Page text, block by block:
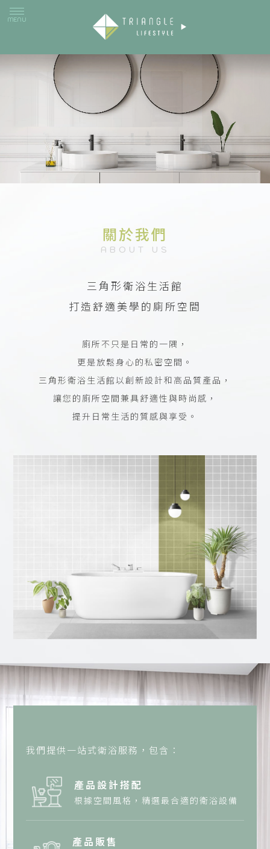
關於我們
ABOUT US
三角形衛浴生活館
打造舒適美學的廁所空間
廁所不只是日常的一隅，
更是放鬆身心的私密空間。
三角形衛浴生活館以創新設計和高品質產品，
讓您的廁所空間兼具舒適性與時尚感，
提升日常生活的質感與享受。
我們提供一站式衛浴服務，包含：
產品設計搭配
根據空間風格，精選最合適的衛浴設備
產品販售